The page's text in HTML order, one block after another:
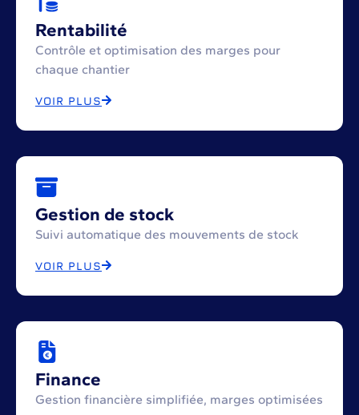
Rentabilité
Contrôle et optimisation des marges pour
chaque chantier
VOIR PLUS
Gestion de stock
Suivi automatique des mouvements de stock
VOIR PLUS
Finance
Gestion financière simplifiée, marges optimisées